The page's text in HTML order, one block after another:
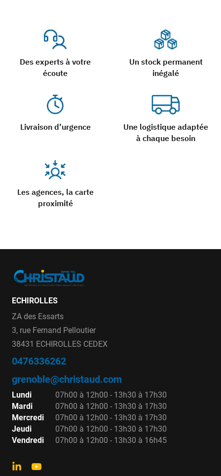
Des experts à votre
écoute
Un stock permanent
inégalé
Livraison d’urgence
Une logistique adaptée
à chaque besoin
Les agences, la carte
proximité
ECHIROLLES
ZA des Essarts
3, rue Fernand Pelloutier
38431 ECHIROLLES CEDEX
0476336262
grenoble@christaud.com
Lundi 07h00 à 12h00 - 13h30 à 17h30
Mardi 07h00 à 12h00 - 13h30 à 17h30
Mercredi 07h00 à 12h00 - 13h30 à 17h30
Jeudi 07h00 à 12h00 - 13h30 à 17h30
Vendredi 07h00 à 12h00 - 13h30 à 16h45